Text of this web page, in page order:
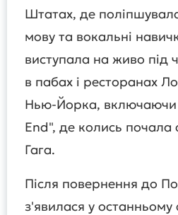
Штатах, де
мову та вокальні
виступала на живо під
в пабах і ресторанах
Нью-Йорка, включаючи
End", де колись почала
Гага.
Після повернення до
з'явилася у останньому